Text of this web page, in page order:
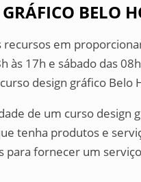
BELO
recursos em
às 17h e sábado das
design gráfico Belo
de um curso
tenha produtos e
fornecer um